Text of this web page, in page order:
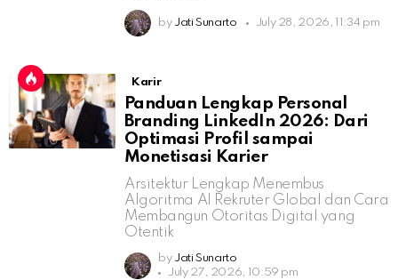
by Jati Sunarto July 28, 2026, 11:34 pm
Karir
Panduan Lengkap Personal
Branding LinkedIn 2026: Dari
Optimasi Profil sampai
Monetisasi Karier
Arsitektur Lengkap Menembus
Algoritma AI Rekruter Global dan Cara
Membangun Otoritas Digital yang
Otentik
by Jati Sunarto
July 27, 2026, 10:59 pm